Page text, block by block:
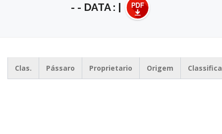
- - DATA : |
Clas. Pássaro Proprietario Origem